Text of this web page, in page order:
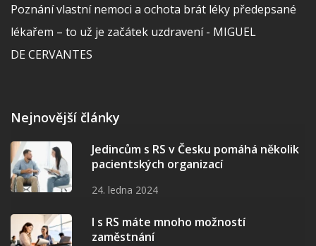
Poznání vlastní nemoci a ochota brát léky předepsané
lékařem – to už je začátek uzdravení - MIGUEL
DE CERVANTES
Nejnovější články
Jedincům s RS v Česku pomáhá několik
pacientských organizací
24. ledna 2024
I s RS máte mnoho možností
zaměstnání